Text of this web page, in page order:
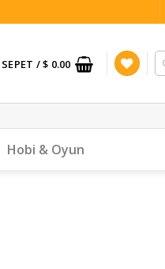
SEPET /$ 0.00
Hobi & Oyun